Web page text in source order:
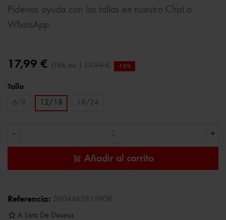
Pídenos ayuda con las tallas en nuestro Chat o
WhatsApp.
17,99 € (IVA inc.) 19,99 € -10%
Talla
6/9
12/18 18/24
- +
Añadir al carrito
Referencia: 5604463816908
A Lista De Deseos